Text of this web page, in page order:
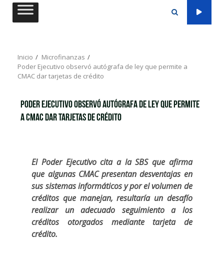
Saltar
Inicio
Microfinanzas
Poder Ejecutivo observó autógrafa de ley que permite a
CMAC dar tarjetas de crédito
Poder Ejecutivo observó autógrafa de ley que permite
a CMAC dar tarjetas de crédito
El Poder Ejecutivo cita a la SBS que afirma
que algunas CMAC presentan desventajas en
sus sistemas informáticos y por el volumen de
créditos que manejan, resultaría un desafío
realizar un adecuado seguimiento a los
créditos otorgados mediante tarjeta de
crédito.